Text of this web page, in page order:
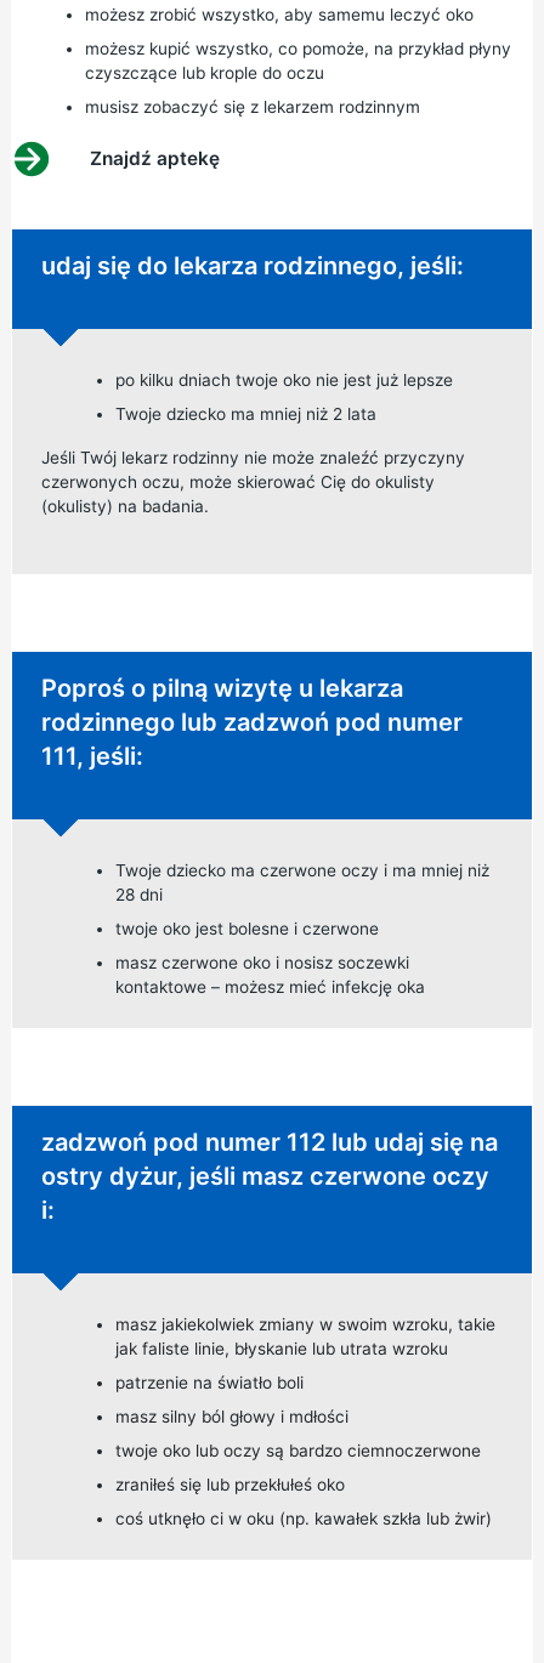
możesz zrobić wszystko, aby samemu leczyć oko
możesz kupić wszystko, co pomoże, na przykład płyny
czyszczące lub krople do oczu
musisz zobaczyć się z lekarzem rodzinnym
Znajdź aptekę
Niepilna porada:
udaj się do lekarza rodzinnego, jeśli:
po kilku dniach twoje oko nie jest już lepsze
Twoje dziecko ma mniej niż 2 lata
Jeśli Twój lekarz rodzinny nie może znaleźć przyczyny
czerwonych oczu, może skierować Cię do okulisty
(okulisty) na badania.
Pilna rada:
Poproś o pilną wizytę u lekarza
rodzinnego lub zadzwoń pod numer
111, jeśli:
Twoje dziecko ma czerwone oczy i ma mniej niż
28 dni
twoje oko jest bolesne i czerwone
masz czerwone oko i nosisz soczewki
kontaktowe – możesz mieć infekcję oka
Wymagane natychmiastowe działanie:
zadzwoń pod numer 112 lub udaj się na
ostry dyżur, jeśli masz czerwone oczy
i:
masz jakiekolwiek zmiany w swoim wzroku, takie
jak faliste linie, błyskanie lub utrata wzroku
patrzenie na światło boli
masz silny ból głowy i mdłości
twoje oko lub oczy są bardzo ciemnoczerwone
zraniłeś się lub przekłułeś oko
coś utknęło ci w oku (np. kawałek szkła lub żwir)